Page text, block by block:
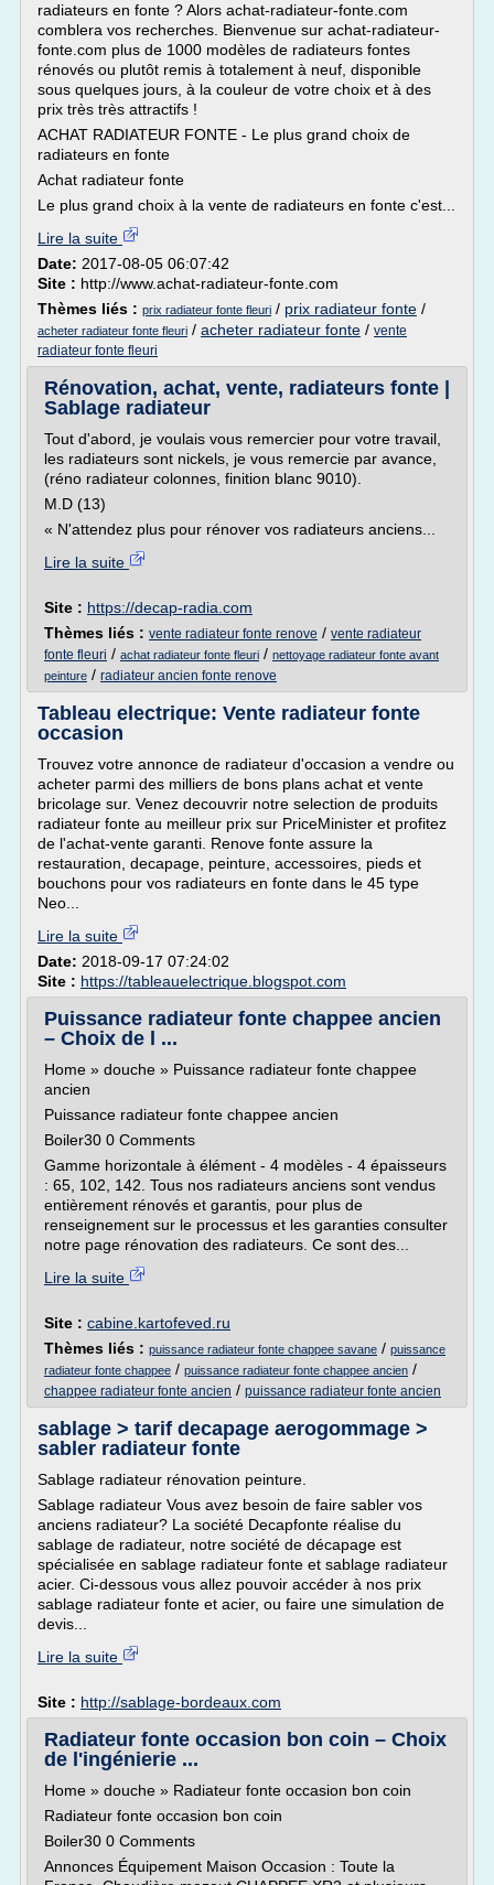
radiateurs en fonte ? Alors achat-radiateur-fonte.com
comblera vos recherches. Bienvenue sur achat-radiateur-
fonte.com plus de 1000 modèles de radiateurs fontes
rénovés ou plutôt remis à totalement à neuf, disponible
sous quelques jours, à la couleur de votre choix et à des
prix très très attractifs !
ACHAT RADIATEUR FONTE - Le plus grand choix de
radiateurs en fonte
Achat radiateur fonte
Le plus grand choix à la vente de radiateurs en fonte c'est...
Lire la suite
Date: 2017-08-05 06:07:42
Site : http://www.achat-radiateur-fonte.com
Thèmes liés : prix radiateur fonte fleuri / prix radiateur fonte /
acheter radiateur fonte fleuri / acheter radiateur fonte / vente
radiateur fonte fleuri
Rénovation, achat, vente, radiateurs fonte |
Sablage radiateur
Tout d'abord, je voulais vous remercier pour votre travail,
les radiateurs sont nickels, je vous remercie par avance,
(réno radiateur colonnes, finition blanc 9010).
M.D (13)
« N'attendez plus pour rénover vos radiateurs anciens...
Lire la suite
Site : https://decap-radia.com
Thèmes liés : vente radiateur fonte renove / vente radiateur
fonte fleuri / achat radiateur fonte fleuri / nettoyage radiateur fonte avant
peinture / radiateur ancien fonte renove
Tableau electrique: Vente radiateur fonte
occasion
Trouvez votre annonce de radiateur d'occasion a vendre ou
acheter parmi des milliers de bons plans achat et vente
bricolage sur. Venez decouvrir notre selection de produits
radiateur fonte au meilleur prix sur PriceMinister et profitez
de l'achat-vente garanti. Renove fonte assure la
restauration, decapage, peinture, accessoires, pieds et
bouchons pour vos radiateurs en fonte dans le 45 type
Neo...
Lire la suite
Date: 2018-09-17 07:24:02
Site : https://tableauelectrique.blogspot.com
Puissance radiateur fonte chappee ancien
– Choix de l ...
Home » douche » Puissance radiateur fonte chappee
ancien
Puissance radiateur fonte chappee ancien
Boiler30 0 Comments
Gamme horizontale à élément - 4 modèles - 4 épaisseurs
: 65, 102, 142. Tous nos radiateurs anciens sont vendus
entièrement rénovés et garantis, pour plus de
renseignement sur le processus et les garanties consulter
notre page rénovation des radiateurs. Ce sont des...
Lire la suite
Site : cabine.kartofeved.ru
Thèmes liés : puissance radiateur fonte chappee savane / puissance
radiateur fonte chappee / puissance radiateur fonte chappee ancien /
chappee radiateur fonte ancien / puissance radiateur fonte ancien
sablage > tarif decapage aerogommage >
sabler radiateur fonte
Sablage radiateur rénovation peinture.
Sablage radiateur Vous avez besoin de faire sabler vos
anciens radiateur? La société Decapfonte réalise du
sablage de radiateur, notre société de décapage est
spécialisée en sablage radiateur fonte et sablage radiateur
acier. Ci-dessous vous allez pouvoir accéder à nos prix
sablage radiateur fonte et acier, ou faire une simulation de
devis...
Lire la suite
Site : http://sablage-bordeaux.com
Radiateur fonte occasion bon coin – Choix
de l'ingénierie ...
Home » douche » Radiateur fonte occasion bon coin
Radiateur fonte occasion bon coin
Boiler30 0 Comments
Annonces Équipement Maison Occasion : Toute la